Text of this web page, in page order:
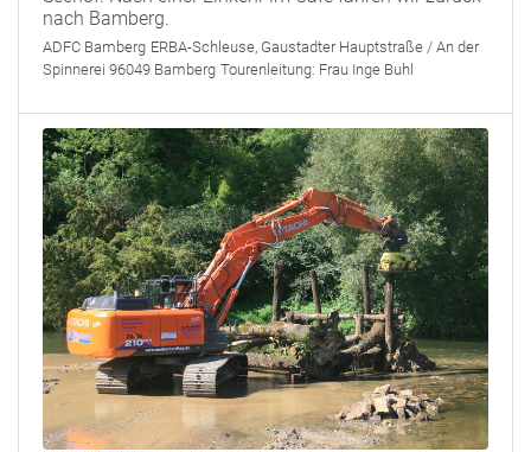
nach Bamberg.
ADFC Bamberg ERBA-Schleuse, Gaustadter Hauptstraße / An der
Spinnerei 96049 Bamberg Tourenleitung: Frau Inge Buhl